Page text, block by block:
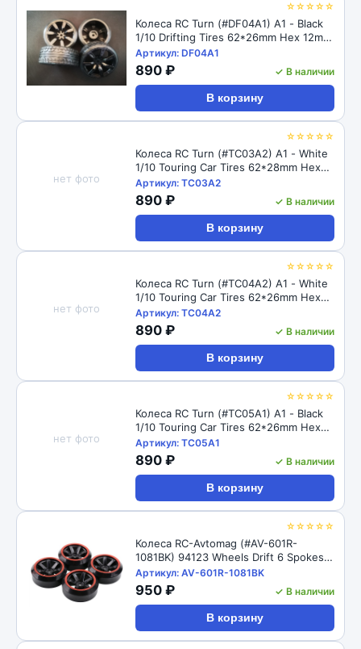
☆☆☆☆☆
Колеса RC Turn (#DF04A1) A1 - Black
1/10 Drifting Tires 62*26mm Hex 12mm
Hub
Артикул: DF04A1
890 ₽ ✓ В наличии
В корзину
☆☆☆☆☆
нет фото
Колеса RC Turn (#TC03A2) A1 - White
1/10 Touring Car Tires 62*28mm Hex
12mm Hub
Артикул: TC03A2
890 ₽ ✓ В наличии
В корзину
☆☆☆☆☆
нет фото
Колеса RC Turn (#TC04A2) A1 - White
1/10 Touring Car Tires 62*26mm Hex
12mm Hub
Артикул: TC04A2
890 ₽ ✓ В наличии
В корзину
☆☆☆☆☆
нет фото
Колеса RC Turn (#TC05A1) A1 - Black
1/10 Touring Car Tires 62*26mm Hex
12mm Hub
Артикул: TC05A1
890 ₽ ✓ В наличии
В корзину
☆☆☆☆☆
Колеса RC-Avtomag (#AV-601R-
1081BK) 94123 Wheels Drift 6 Spokes
black 4 pcs
Артикул: AV-601R-1081BK
950 ₽ ✓ В наличии
В корзину